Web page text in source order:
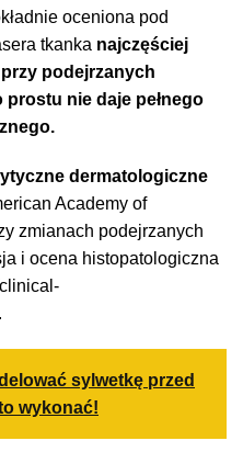
oceniona pod
tkanka najczęściej
podejrzanych
nie daje pełnego
dermatologiczne
Academy of
zmianach podejrzanych
i ocena histopatologiczna
sylwetkę przed
wykonać!